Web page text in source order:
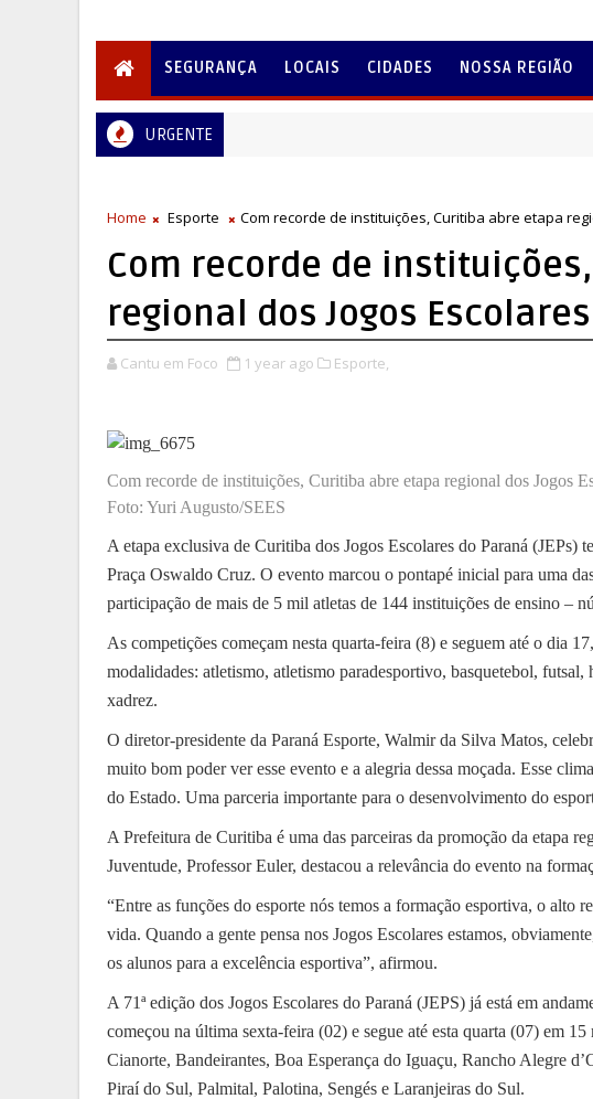
SEGURANÇA LOCAIS CIDADES NOSSA REGIÃO
URGENTE
Home Esporte Com recorde de instituições, Curitiba abre etapa
Com recorde de
regional dos Jogos
Cantu em Foco 1 year ago Esporte,
Com recorde de instituições, Curitiba abre etapa regional dos Jogos
Foto: Yuri Augusto/SEES
A etapa exclusiva de Curitiba dos Jogos Escolares do Paraná (JEPs)
Praça Oswaldo Cruz. O evento marcou o pontapé inicial para uma
participação de mais de 5 mil atletas de 144 instituições de ensino –
As competições começam nesta quarta-feira (8) e seguem até o dia
modalidades: atletismo, atletismo paradesportivo, basquetebol,
xadrez.
O diretor-presidente da Paraná Esporte, Walmir da Silva Matos,
muito bom poder ver esse evento e a alegria dessa moçada. Esse
do Estado. Uma parceria importante para o desenvolvimento do
A Prefeitura de Curitiba é uma das parceiras da promoção da etapa
Juventude, Professor Euler, destacou a relevância do evento na
“Entre as funções do esporte nós temos a formação esportiva, o alto
vida. Quando a gente pensa nos Jogos Escolares estamos,
os alunos para a excelência esportiva”, afirmou.
A 71ª edição dos Jogos Escolares do Paraná (JEPS) já está em
começou na última sexta-feira (02) e segue até esta quarta (07) em
Cianorte, Bandeirantes, Boa Esperança do Iguaçu, Rancho Alegre
Piraí do Sul, Palmital, Palotina, Sengés e Laranjeiras do Sul.